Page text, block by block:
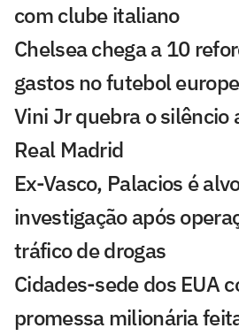
com clube italiano
Chelsea chega a 10
gastos no futebol
Vini Jr quebra o silêncio
Real Madrid
Ex-Vasco, Palacios é
investigação após
tráfico de drogas
Cidades-sede dos EUA
promessa milionária